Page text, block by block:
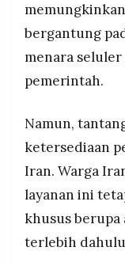
bergantung
menara
pemerintah.
Namun,
ketersediaan
Iran. Warga
layanan ini
khusus
terlebih